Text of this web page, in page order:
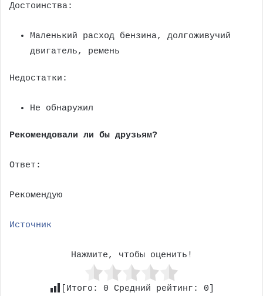
Достоинства:
Маленький расход бензина, долгоживучий
двигатель, ремень
Недостатки:
Не обнаружил
Рекомендовали ли бы друзьям?
Ответ:
Рекомендую
Источник
Нажмите, чтобы оценить!
[Итого: 0 Средний рейтинг: 0